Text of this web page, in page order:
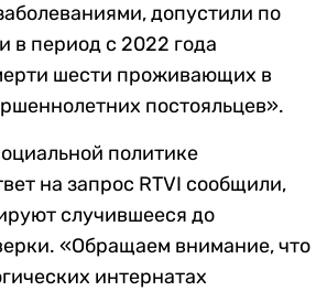
допустили по
в период с 2022 года
шести проживающих в
постояльцев».
политике
на запрос RTVI сообщили,
случившееся до
«Обращаем внимание, что
интернатах